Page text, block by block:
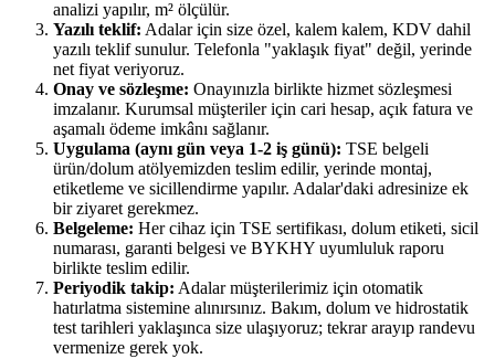
analizi yapılır, m² ölçülür.
Yazılı teklif: Adalar için size özel, kalem kalem, KDV dahil
yazılı teklif sunulur. Telefonla "yaklaşık fiyat" değil, yerinde
net fiyat veriyoruz.
Onay ve sözleşme: Onayınızla birlikte hizmet sözleşmesi
imzalanır. Kurumsal müşteriler için cari hesap, açık fatura ve
aşamalı ödeme imkânı sağlanır.
Uygulama (aynı gün veya 1-2 iş günü): TSE belgeli
ürün/dolum atölyemizden teslim edilir, yerinde montaj,
etiketleme ve sicillendirme yapılır. Adalar'daki adresinize ek
bir ziyaret gerekmez.
Belgeleme: Her cihaz için TSE sertifikası, dolum etiketi, sicil
numarası, garanti belgesi ve BYKHY uyumluluk raporu
birlikte teslim edilir.
Periyodik takip: Adalar müşterilerimiz için otomatik
hatırlatma sistemine alınırsınız. Bakım, dolum ve hidrostatik
test tarihleri yaklaşınca size ulaşıyoruz; tekrar arayıp randevu
vermenize gerek yok.